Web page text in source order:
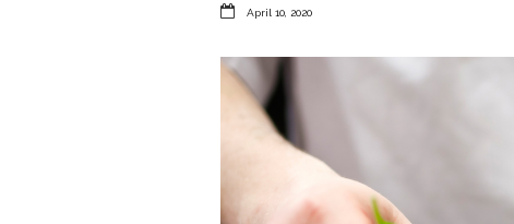
 April 10, 2020